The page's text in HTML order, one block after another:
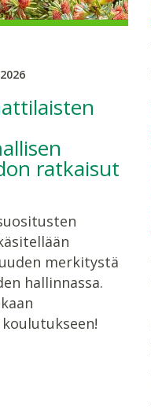
ratkaisut
merkitystä
hallinnassa.